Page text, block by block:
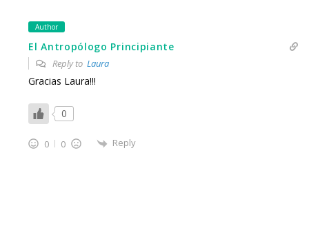
Author
El Antropólogo Principiante
Reply to Laura
Gracias Laura!!!
0
0 0 Reply